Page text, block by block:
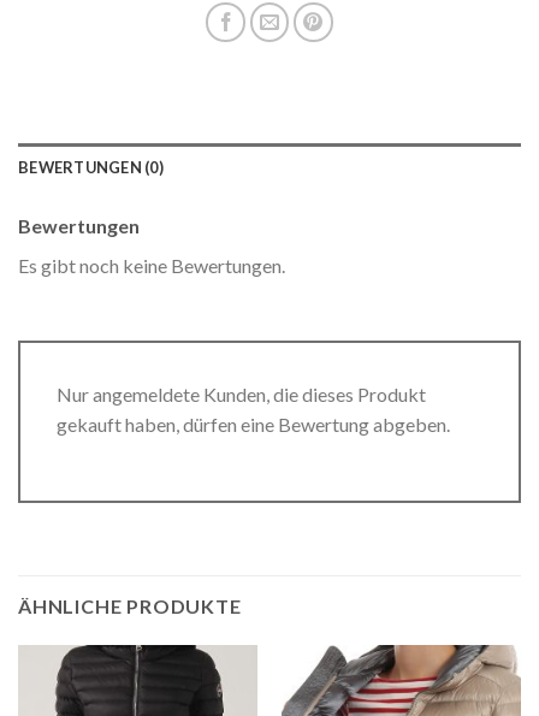
BEWERTUNGEN (0)
Bewertungen
Es gibt noch keine Bewertungen.
Nur angemeldete Kunden, die dieses Produkt
gekauft haben, dürfen eine Bewertung abgeben.
ÄHNLICHE PRODUKTE